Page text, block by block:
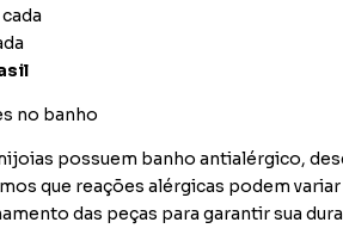
no banho
possuem banho antialérgico,
que reações alérgicas podem
das peças para garantir sua